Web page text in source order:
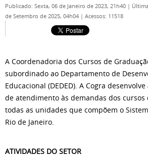
Publicado: Sexta, 06 de Janeiro de 2023, 21h40 |
de Setembro de 2025, 04h04 | Acessos: 11518
A Coordenadoria dos Cursos de
subordinado ao Departamento de
Educacional (DEDED). A Cogra
de atendimento às demandas dos cursos
todas as unidades que compõem o
Rio de Janeiro.
ATIVIDADES DO SETOR